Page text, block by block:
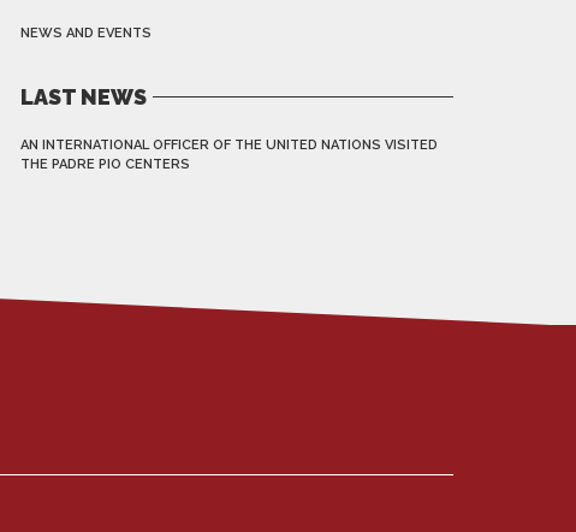
NEWS AND EVENTS
LAST NEWS
AN INTERNATIONAL OFFICER OF THE UNITED NATIONS VISITED
THE PADRE PIO CENTERS